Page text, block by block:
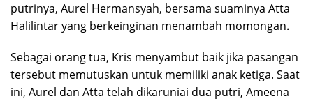
putrinya, Aurel Hermansyah, bersama suaminya Atta
Halilintar yang berkeinginan menambah momongan.
Sebagai orang tua, Kris menyambut baik jika pasangan
tersebut memutuskan untuk memiliki anak ketiga. Saat
ini, Aurel dan Atta telah dikaruniai dua putri, Ameena